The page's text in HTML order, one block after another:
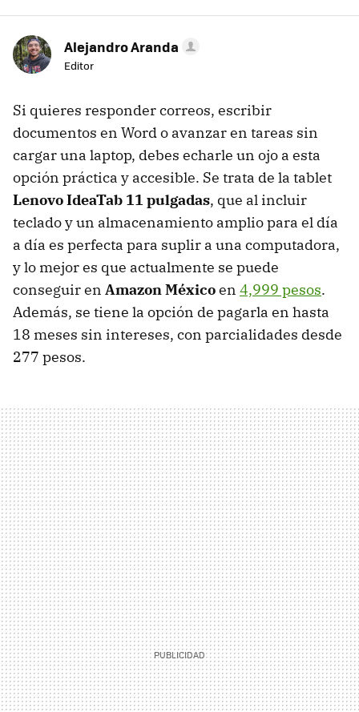
Alejandro Aranda
Editor
Si quieres responder correos, escribir
documentos en Word o avanzar en tareas sin
cargar una laptop, debes echarle un ojo a esta
opción práctica y accesible. Se trata de la tablet
Lenovo IdeaTab 11 pulgadas, que al incluir
teclado y un almacenamiento amplio para el día
a día es perfecta para suplir a una computadora,
y lo mejor es que actualmente se puede
conseguir en Amazon Méxicoen 4,999 pesos.
Además, se tiene la opción de pagarla en hasta
18 meses sin intereses, con parcialidades desde
277 pesos.